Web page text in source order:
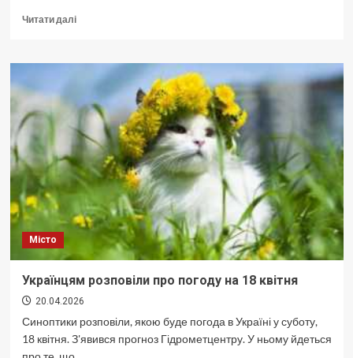
Читати даліДокладніше
розповіли
на
квітня
Місто
Українцям розповіли про погоду на 18 квітня
20.04.2026
Синоптики розповіли, якою буде погода в Україні у суботу,
18 квітня. З'явився прогноз Гідрометцентру. У ньому йдеться